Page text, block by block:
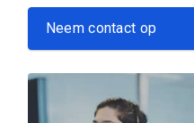
Neem contact op